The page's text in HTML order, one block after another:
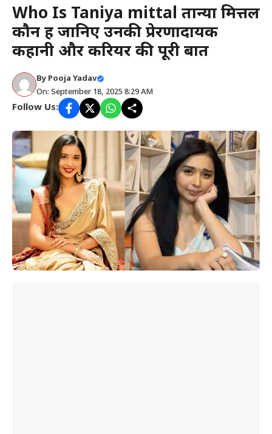
Who Is Taniya mittal तान्या मित्तल
कौन हैं जानिए उनकी प्रेरणादायक
कहानी और करियर की पूरी बात
By Pooja Yadav
On: September 18, 2025 8:29 AM
Follow Us: